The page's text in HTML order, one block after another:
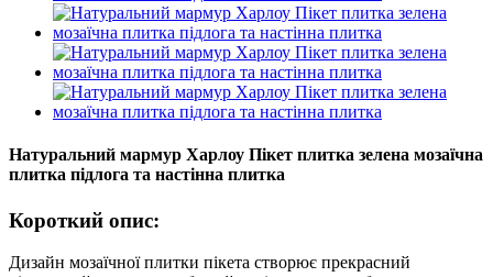
Натуральний мармур Харлоу Пікет плитка зелена мозаїчна
плитка підлога та настінна плитка
Короткий опис:
Дизайн мозаїчної плитки пікета створює прекрасний